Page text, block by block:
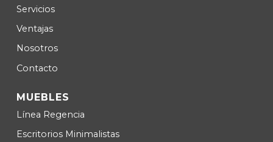
Servicios
Ventajas
Nosotros
Contacto
MUEBLES
Lí­nea Regencia
Escritorios Minimalistas